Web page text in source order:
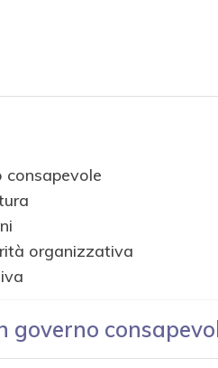
organizzativa
governo